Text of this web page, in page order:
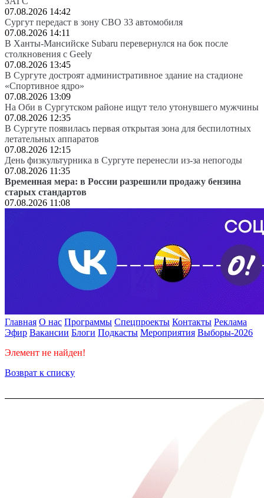
07.08.2026 14:42
Сургут передаст в зону СВО 33 автомобиля
07.08.2026 14:11
В Ханты-Мансийске Subaru перевернулся на бок после
столкновения с Geely
07.08.2026 13:45
В Сургуте достроят административное здание на стадионе
«Спортивное ядро»
07.08.2026 13:09
На Оби в Сургутском районе ищут тело утонувшего мужчины
07.08.2026 12:35
В Сургуте появилась первая открытая зона для беспилотных
летательных аппаратов
07.08.2026 12:15
День физкультурника в Сургуте перенесли из-за непогоды
07.08.2026 11:35
Временная мера: в России разрешили продажу бензина
старых стандартов
07.08.2026 11:08
Главная О нас Программы Спецпроекты Контакты Реклама
Эфир Вакансии Блоги Подкасты Мероприятия Выборы-2026
Элемент не найден!
Возврат к списку